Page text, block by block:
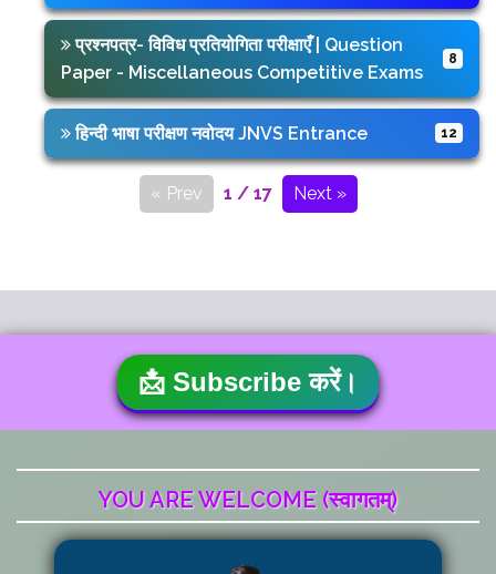
प्रश्नपत्र- विविध प्रतियोगिता परीक्षाएँ | Question
Paper - Miscellaneous Competitive Exams
8
हिन्दी भाषा परीक्षण नवोदय JNVS Entrance 12
« Prev 1 / 17 Next »
📩 Subscribe करें।
YOU ARE WELCOME (स्वागतम्)